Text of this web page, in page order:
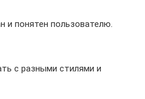
и понятен пользователю.
с разными стилями и